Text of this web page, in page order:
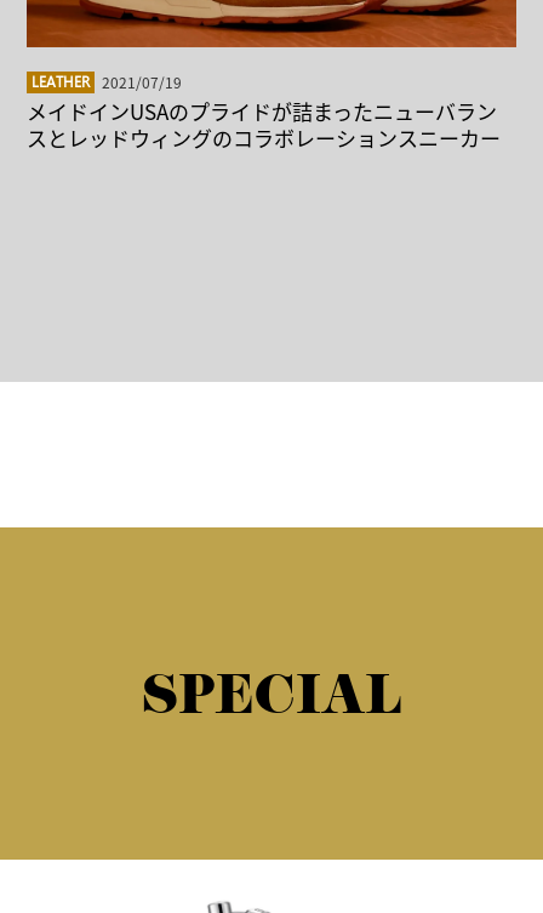
LEATHER 2021/07/19
メイドインUSAのプライドが詰まったニューバラン
スとレッドウィングのコラボレーションスニーカー
SPECIAL